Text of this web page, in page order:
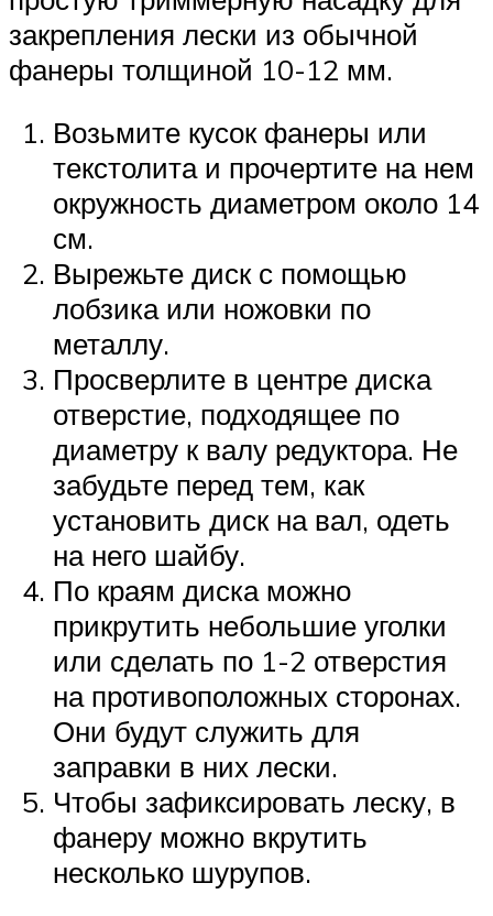
закрепления лески из обычной
фанеры толщиной 10-12 мм.
Возьмите кусок фанеры или
текстолита и прочертите на нем
окружность диаметром около 14
см.
Вырежьте диск с помощью
лобзика или ножовки по
металлу.
Просверлите в центре диска
отверстие, подходящее по
диаметру к валу редуктора. Не
забудьте перед тем, как
установить диск на вал, одеть
на него шайбу.
По краям диска можно
прикрутить небольшие уголки
или сделать по 1-2 отверстия
на противоположных сторонах.
Они будут служить для
заправки в них лески.
Чтобы зафиксировать леску, в
фанеру можно вкрутить
несколько шурупов.